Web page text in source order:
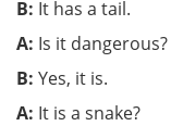
B: It has a tail.
A: Is it dangerous?
B: Yes, it is.
A: It is a snake?